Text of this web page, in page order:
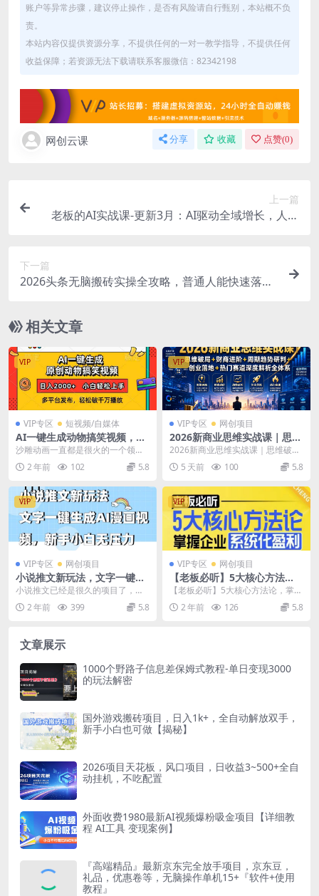
账户等异常步骤，建议停止操作，是否有风险请自行甄别，本站概不负
责。
本站内容仅提供资源分享，不提供任何的一对一教学指导，不提供任何
收益保障；若资源无法下载请联系客服微信：82342198
网创云课 分享 收藏 点赞(0)
上一篇
老板的AI实战课-更新3月：AI驱动全域增长，人机
下一篇
2026头条无脑搬砖实操全攻略，普通人能快速落地
相关文章
VIP
VIP专区 短视频/自媒体
AI一键生成动物搞笑视频，多
平台发布，轻松破千万播放，
日入2000+，小…
沙雕动画一直都是很火的一个领
域，这类赛道，非常的新奇，搞
笑，哪怕是恐怖剧情，也会...
2 年前 102 5.8
VIP
VIP专区 网创项目
2026新商业思维实战课｜思维
破局+财商进阶+周期趋势研判
+创业落地+热门赛道深度解析
全体系
2026新商业思维实战课｜思维破局
+财商进阶+周期趋势研判+创业落
地+热门赛道深...
5 天前 100 5.8
VIP
VIP专区 网创项目
小说推文新玩法，文字一键生
成AI漫画视频，新手小白无压
小说推文已经是很久的项目了，大
家经常看到呈现的内容也比较简
单，一个解压视频再加文...
2 年前 399 5.8
VIP
VIP专区 网创项目
【老板必听】5大核心方法
论，掌握企业系统化盈利密码
【老板必听】5大核心方法论，掌握
企业系统化盈利密码 课程收获- 清
楚认知互联网零...
2 年前 126 5.8
文章展示
1000个野路子信息差保姆式教程-单日变现3000
的玩法解密
国外游戏搬砖项目，日入1k+，全自动解放双手，
新手小白也可做【揭秘】
2026项目天花板，风口项目，日收益3~500+全自
动挂机，不吃配置
外面收费1980最新AI视频爆粉吸金项目【详细教
程 AI工具 变现案例】
『高端精品』最新京东完全放手项目，京东豆，
礼品，优惠卷等，无脑操作单机15+『软件+使用
教程』